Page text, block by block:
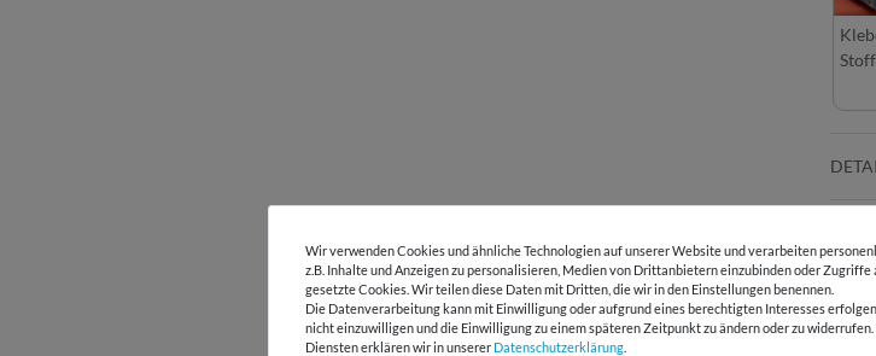
Wir verwenden Cookies und ähnliche Technologien auf unserer Website und verarbeiten
z.B. Inhalte und Anzeigen zu personalisieren, Medien von Drittanbietern einzubinden oder
gesetzte Cookies. Wir teilen diese Daten mit Dritten, die wir in den Einstellungen benennen.
Die Datenverarbeitung kann mit Einwilligung oder aufgrund eines berechtigten Interesses
nicht einzuwilligen und die Einwilligung zu einem späteren Zeitpunkt zu ändern oder zu
Diensten erklären wir in unserer Daten­schutz­erklärung